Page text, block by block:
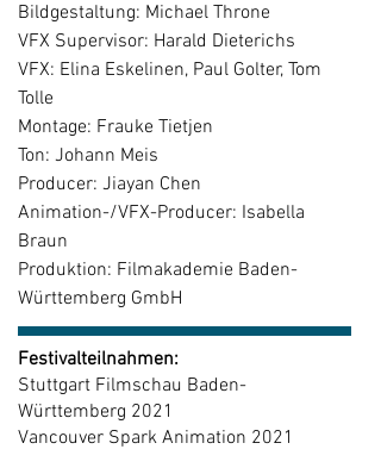
Bildgestaltung: Michael Throne
VFX Supervisor: Harald Dieterichs
VFX: Elina Eskelinen, Paul Golter, Tom
Tolle
Montage: Frauke Tietjen
Ton: Johann Meis
Producer: Jiayan Chen
Animation-/VFX-Producer: Isabella
Braun
Produktion: Filmakademie Baden-
Württemberg GmbH
Festivalteilnahmen:
Stuttgart Filmschau Baden-
Württemberg 2021
Vancouver Spark Animation 2021